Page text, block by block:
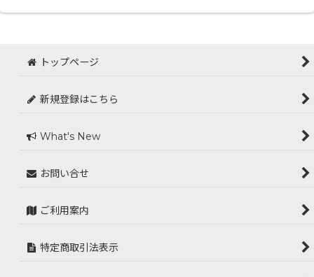
トップページ
新規登録はこちら
What's New
お問い合せ
ご利用案内
特定商取引法表示